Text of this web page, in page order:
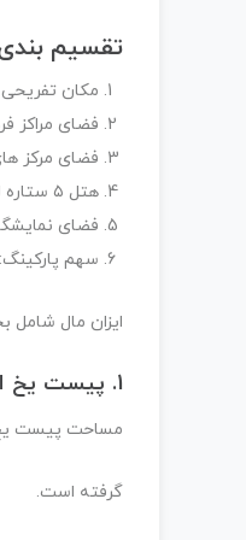
تقسیم بندی
مکان تفریحی و
فضای مراکز
فضای مرکز های
هتل ۵ ستاره لوکس: ۵ درصد از مجموع کل
فضای نمایشگاهی:
سهم پارکینگ: ۱۹ درصد
ایزان مال
1. پیست یخ ایران مال
مساحت پیست یخ حدود 3150 متر مربع برآورد شده و در قسمت شرقی بازار
گرفته است.